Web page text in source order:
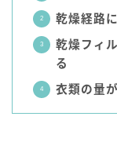
乾燥経路
乾燥フィ
る
衣類の量